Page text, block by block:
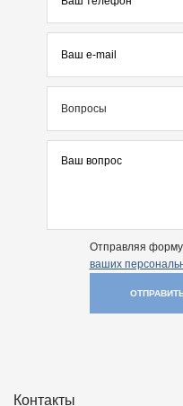
Вопросы
Отправляя
ваших
Контакты